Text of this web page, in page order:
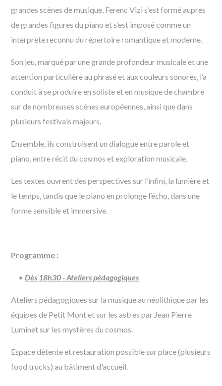
grandes scènes de musique, Ferenc Vizi s’est formé auprès
de grandes figures du piano et s’est imposé comme un
interprète reconnu du répertoire romantique et moderne.
Son jeu, marqué par une grande profondeur musicale et une
attention particulière au phrasé et aux couleurs sonores, l’a
conduit à se produire en soliste et en musique de chambre
sur de nombreuses scènes européennes, ainsi que dans
plusieurs festivals majeurs.
Ensemble, ils construisent un dialogue entre parole et
piano, entre récit du cosmos et exploration musicale.
Les textes ouvrent des perspectives sur l’infini, la lumière et
le temps, tandis que le piano en prolonge l’écho, dans une
forme sensible et immersive.
Programme :
Dès 18h30 - Ateliers pédagogiques
Ateliers pédagogiques sur la musique au néolithique par les
équipes de Petit Mont et sur les astres par Jean Pierre
Luminet sur les mystères du cosmos.
Espace détente et restauration possible sur place (plusieurs
food trucks) au bâtiment d'accueil.